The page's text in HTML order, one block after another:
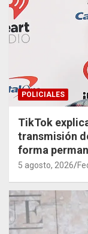
POLICIALES
TikTok
transmisión
forma
5 agosto, 2026